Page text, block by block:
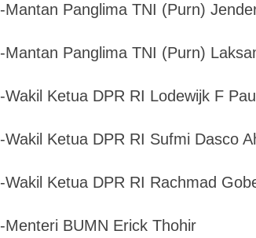
-Mantan Panglima TNI (Purn)
-Mantan Panglima TNI (Purn)
-Wakil Ketua DPR RI Lodewijk F
-Wakil Ketua DPR RI Sufmi Dasco
-Wakil Ketua DPR RI Rachmad
-Menteri BUMN Erick Thohir